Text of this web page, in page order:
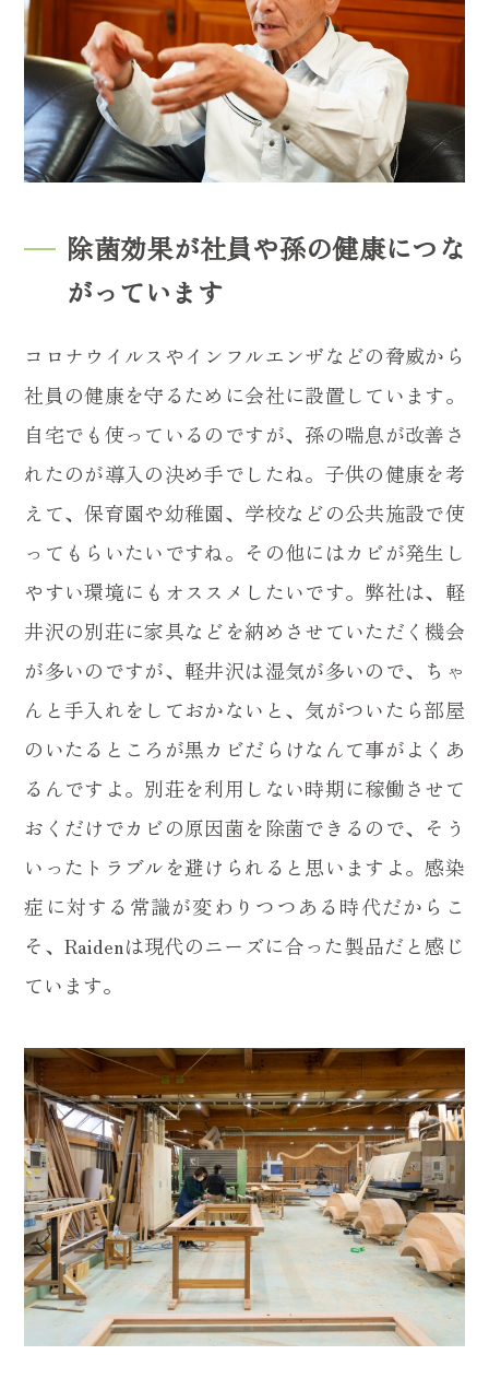
除菌効果が社員や孫の健康につな
がっています
コロナウイルスやインフルエンザなどの脅威から
社員の健康を守るために会社に設置しています。
自宅でも使っているのですが、孫の喘息が改善さ
れたのが導入の決め手でしたね。子供の健康を考
えて、保育園や幼稚園、学校などの公共施設で使
ってもらいたいですね。その他にはカビが発生し
やすい環境にもオススメしたいです。弊社は、軽
井沢の別荘に家具などを納めさせていただく機会
が多いのですが、軽井沢は湿気が多いので、ちゃ
んと手入れをしておかないと、気がついたら部屋
のいたるところが黒カビだらけなんて事がよくあ
るんですよ。別荘を利用しない時期に稼働させて
おくだけでカビの原因菌を除菌できるので、そう
いったトラブルを避けられると思いますよ。感染
症に対する常識が変わりつつある時代だからこ
そ、Raidenは現代のニーズに合った製品だと感じ
ています。